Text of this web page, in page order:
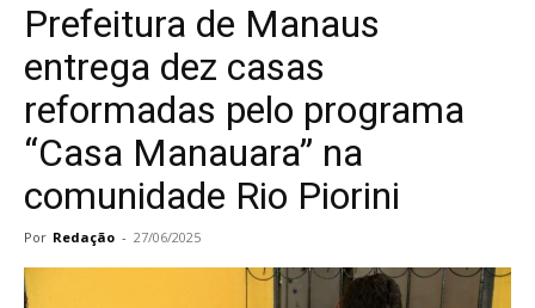
Prefeitura de Manaus
entrega dez casas
reformadas pelo programa
“Casa Manauara” na
comunidade Rio Piorini
Por Redação - 27/06/2025